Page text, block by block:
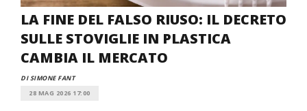
LA FINE DEL FALSO RIUSO: IL DECRETO
SULLE STOVIGLIE IN PLASTICA
CAMBIA IL MERCATO
DI SIMONE FANT
28 MAG 2026 17:00